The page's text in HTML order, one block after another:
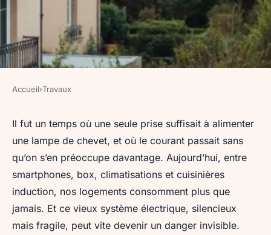
Les meilleures astuces pour
choisir un électricien à
Toulouse
Auberte•07/05/2026 10:22• 9 min de lecture
Accueil›Travaux
Il fut un temps où une seule prise suffisait à alimenter
une lampe de chevet, et où le courant passait sans
qu’on s’en préoccupe davantage. Aujourd’hui, entre
smartphones, box, climatisations et cuisinières
induction, nos logements consomment plus que
jamais. Et ce vieux système électrique, silencieux
mais fragile, peut vite devenir un danger invisible.